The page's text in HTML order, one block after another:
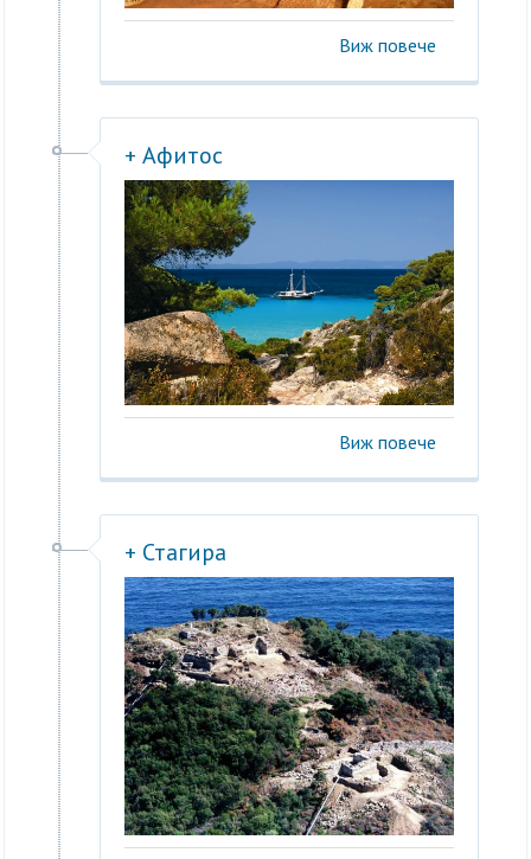
Виж повече
+ Афитос
Виж повече
+ Стагира